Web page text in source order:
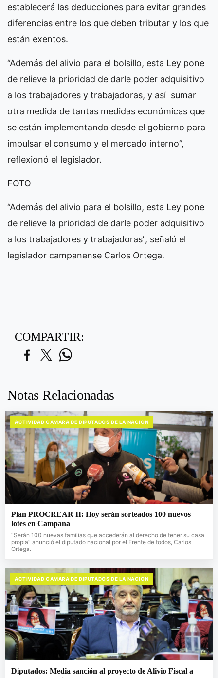
establecerá las deducciones para evitar grandes
diferencias entre los que deben tributar y los que
están exentos.
“Además del alivio para el bolsillo, esta Ley pone
de relieve la prioridad de darle poder adquisitivo
a los trabajadores y trabajadoras, y así sumar
otra medida de tantas medidas económicas que
se están implementando desde el gobierno para
impulsar el consumo y el mercado interno”,
reflexionó el legislador.
FOTO
“Además del alivio para el bolsillo, esta Ley pone
de relieve la prioridad de darle poder adquisitivo
a los trabajadores y trabajadoras”, señaló el
legislador campanense Carlos Ortega.
COMPARTIR:
Notas Relacionadas
ACTIVIDAD CAMARA DE DIPUTADOS DE LA NACION
Plan PROCREAR II: Hoy serán sorteados 100 nuevos
lotes en Campana
“Serán 100 nuevas familias que accederán al derecho de tener su casa
propia” anunció el diputado nacional por el Frente de todos, Carlos
Ortega.
ACTIVIDAD CAMARA DE DIPUTADOS DE LA NACION
Diputados: Media sanción al proyecto de Alivio Fiscal a